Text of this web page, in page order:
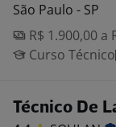
São Paulo - SP
R$ 1.900,00 a
Curso Técnico
Técnico De